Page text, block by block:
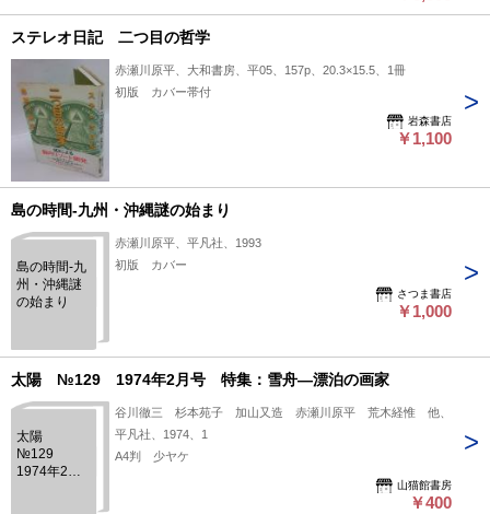
ステレオ日記 二つ目の哲学
赤瀬川原平、大和書房、平05、157p、20.3×15.5、1冊
初版 カバー帯付
岩森書店
￥1,100
島の時間-九州・沖縄謎の始まり
島の時間-九
州・沖縄謎
の始まり
赤瀬川原平、平凡社、1993
初版 カバー
さつま書店
￥1,000
太陽 №129 1974年2月号 特集：雪舟―漂泊の画家
太陽
№129
1974年2月
谷川徹三 杉本苑子 加山又造 赤瀬川原平 荒木経惟 他、
平凡社、1974、1
A4判 少ヤケ
山猫館書房
￥400